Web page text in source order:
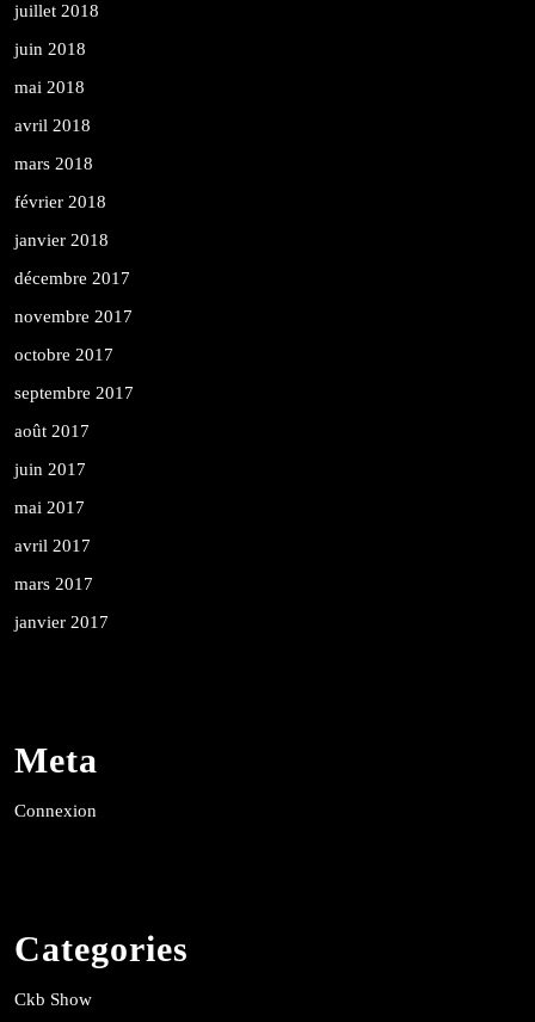
juillet 2018
juin 2018
mai 2018
avril 2018
mars 2018
février 2018
janvier 2018
décembre 2017
novembre 2017
octobre 2017
septembre 2017
août 2017
juin 2017
mai 2017
avril 2017
mars 2017
janvier 2017
Meta
Connexion
Categories
Ckb Show